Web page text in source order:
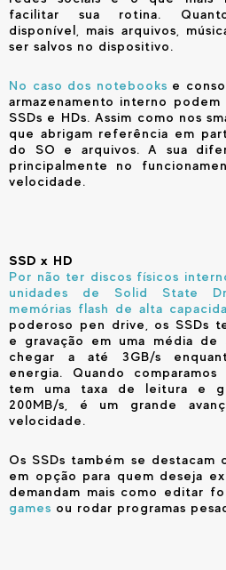
facilitar sua rotina.
disponível, mais arquivos,
ser salvos no dispositivo.
No caso dos notebooks e
armazenamento interno
SSDs e HDs. Assim como nos
que abrigam referência em
do SO e arquivos. A sua
principalmente no
velocidade.
SSD x HD
Por não ter discos físicos
unidades de Solid State
memórias flash de alta
poderoso pen drive, os SSDs
e gravação em uma média de
chegar a até 3GB/s
energia. Quando
tem uma taxa de leitura e
200MB/s, é um grande
velocidade.
Os SSDs também se destacam
em opção para quem deseja
demandam mais como editar
games ou rodar programas